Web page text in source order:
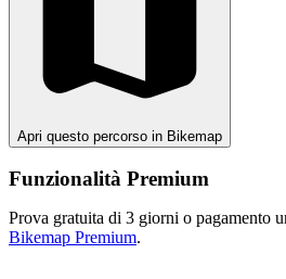
Apri questo percorso in Bikemap
Funzionalità Premium
Prova gratuita di 3 giorni o pagamento
Bikemap Premium.